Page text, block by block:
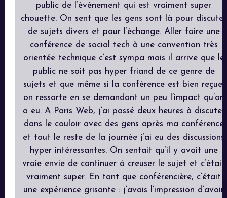
public de l’évènement qui est vraiment super
chouette. On sent que les gens sont là pour discuter
de sujets divers et pour l’échange. Aller faire une
conférence de social tech à une convention très
orientée technique c’est sympa mais il arrive que le
public ne soit pas hyper friand de ce genre de
sujets et que même si la conférence est bien reçue,
on ressorte en se demandant un peu l’impact qu’on
a eu. A Paris Web, j’ai passé deux heures à discuter
dans le couloir avec des gens après ma conférence
et tout le reste de la journée j’ai eu des discussions
hyper intéressantes. On sentait qu’il y avait une
vraie envie de continuer à creuser le sujet et c’était
vraiment super. En tant que conférencière, c’était
une expérience grisante : j’avais l’impression d’avoir